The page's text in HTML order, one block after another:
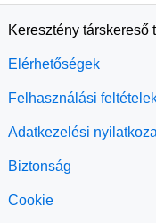
Keresztény társkereső
Elérhetőségek
Felhasználási
Adatkezelési
Biztonság
Cookie